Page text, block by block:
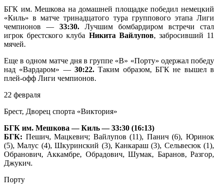
БГК им. Мешкова на домашней площадке победил немецкий
«Киль» в матче тринадцатого тура группового этапа Лиги
чемпионов — 33:30. Лучшим бомбардиром встречи стал
игрок брестского клуба Никита Вайлупов, забросивший 11
мячей.
Еще в одном матче дня в группе «В» «Порту» одержал победу
над «Вардаром» — 30:22. Таким образом, БГК не вышел в
плей-офф Лиги чемпионов.
22 февраля
Брест, Дворец спорта «Виктория»
БГК им. Мешкова — Киль — 33:30 (16:13)
БГК: Пешич, Мацкевич; Вайлупов (11), Панич (6), Юринок
(5), Малус (4), Шкуринский (3), Канкараш (3), Сельвесюк (1),
Обранович, Аккамбре, Обрадович, Шумак, Баранов, Разгор,
Джукич.
Порту